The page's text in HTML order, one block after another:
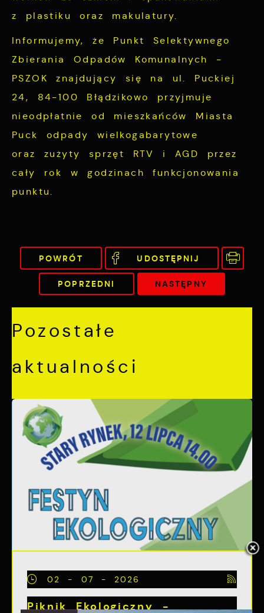
z plastiku oraz makulatury.
Informujemy, że Punkt Selektywnego
Zbierania Odpadów Komunalnych -
PSZOK znajdujący się na ul. Puckiej
24, 84-100 Błądzikowo przyjmuje
nieodpłatnie od mieszkańców Miasta
Puck odpady wielkogabarytowe
oraz zużyty sprzęt RTV i AGD przez
cały rok w godzinach funkcjonowania
punktu.
POWRÓT UDOSTĘPNIJ
POPRZEDNI NASTĘPNY
Pozostałe
aktualności
02 - 07 - 2026
Piknik Ekologiczny -